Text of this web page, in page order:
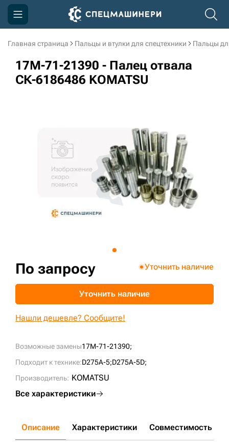
Главная страница Пальцы и втулки для спецтехники Пальцы
17M-71-21390 - Палец отвала
СК-6186486 KOMATSU
Возможные замены17M-71-21390;
Подходит к технике:D275A-5;D275A-5D;
Производитель: KOMATSU
Все характеристики
По запросу Уточнить наличие
Уточнить наличие
Нашли дешевле? Сообщите!
Описание Характеристики Совместимость
Компания
Акции
3D тур по производству
3D тур по складам
sksale@skdst.ru